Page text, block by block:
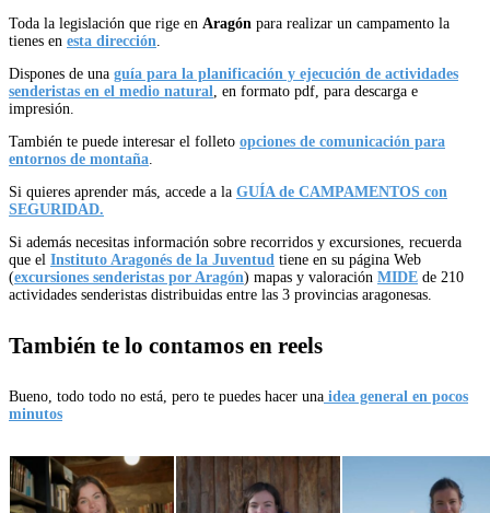
Toda la legislación que rige en Aragón para realizar un campamento la
tienes en esta dirección
Dispones de una guía para la planificación y ejecución de actividades
senderistas en el medio natural
, en formato pdf, para descarga e
impresión.
También te puede interesar el folleto opciones de comunicación para
entornos de montaña
Si quieres aprender más, accede a la GUÍA de CAMPAMENTOS con
SEGURIDAD.
Si además necesitas información sobre recorridos y excursiones, recuerda
que el Instituto Aragonés de la Juventud tiene en su página Web
(excursiones senderistas por Aragón) mapas y valoración MIDE de 210
actividades senderistas distribuidas entre las 3 provincias aragonesas.
También te lo contamos en reels
Bueno, todo todo no está, pero te puedes hacer una idea general en pocos
minutos